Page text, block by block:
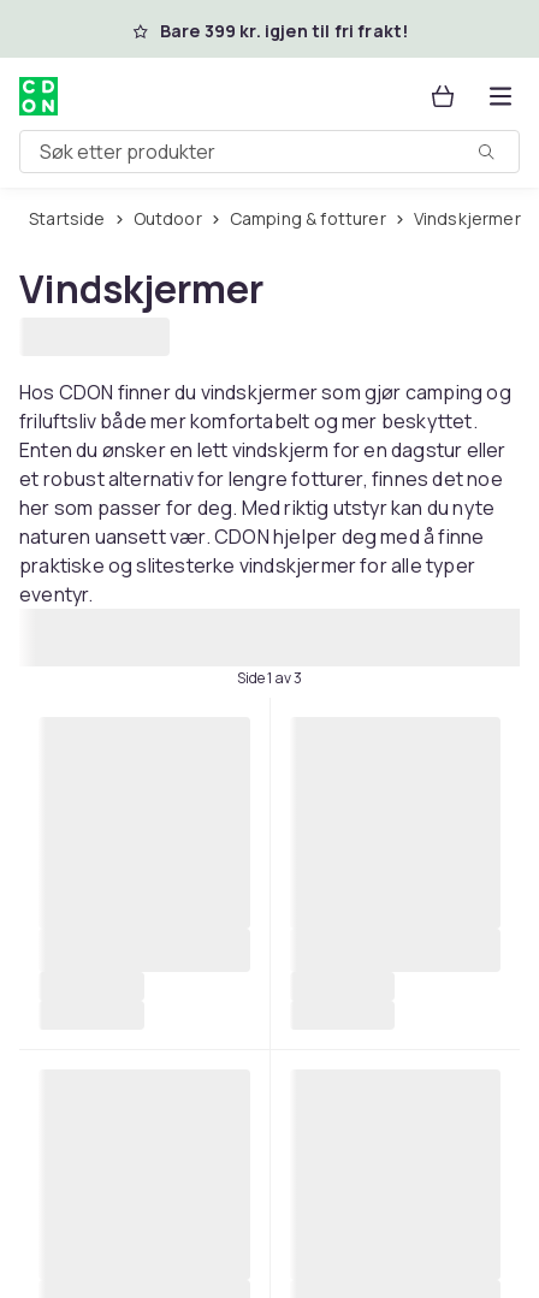
Hopp til hovedinnholdBare 399 kr. igjen til fri frakt!
Søk etter produkter
Startside Outdoor Camping & fotturer Vindskjermer
Vindskjermer
Hos CDON finner du vindskjermer som gjør camping og
friluftsliv både mer komfortabelt og mer beskyttet.
Enten du ønsker en lett vindskjerm for en dagstur eller
et robust alternativ for lengre fotturer, finnes det noe
her som passer for deg. Med riktig utstyr kan du nyte
naturen uansett vær. CDON hjelper deg med å finne
praktiske og slitesterke vindskjermer for alle typer
eventyr.
Side 1 av 3